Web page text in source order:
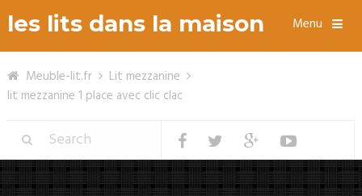
les lits dans la maison Menu
Meuble-lit.fr
Lit mezzanine
lit mezzanine 1 place avec clic clac